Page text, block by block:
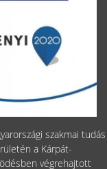
szakmai tudás
a Kárpát-
végrehajtott